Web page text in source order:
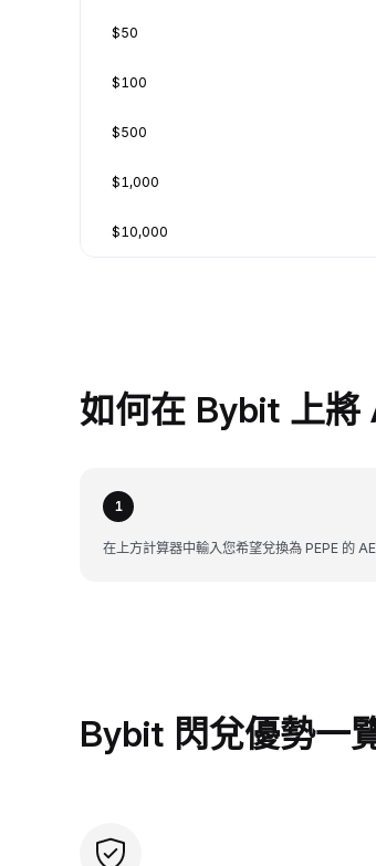
$50
$100
$500
$1,000
$10,000
如何在 Bybit 上將
1
在上方計算器中輸入您希望兌換為 PEPE 的
Bybit 閃兌優勢一